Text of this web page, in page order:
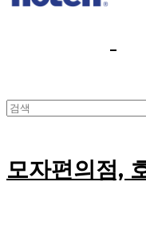
모자편의점,